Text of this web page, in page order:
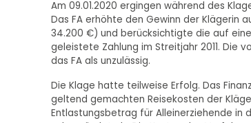
Am 09.01.2020 ergingen während des
Das FA erhöhte den Gewinn der Klägerin
34.200 €) und berücksichtigte die auf
geleistete Zahlung im Streitjahr 2011. Die
das FA als unzulässig.
Die Klage hatte teilweise Erfolg. Das
geltend gemachten Reisekosten der
Entlastungsbetrag für Alleinerziehende in